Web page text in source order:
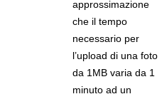
approssimazione
che il tempo
necessario per
l’upload di una foto
da 1MB varia da 1
minuto ad un